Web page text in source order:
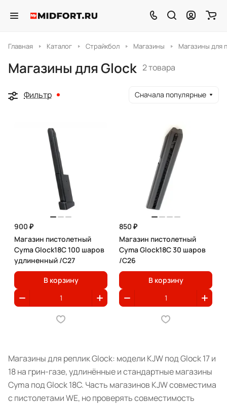
Главная Каталог Страйкбол Магазины Магазины для
Магазины для Glock 2 товара
Фильтр Сначала популярные
900 ₽
Магазин пистолетный
Cyma Glock18C 100 шаров
удлиненный /C27
В корзину
850 ₽
Магазин пистолетный
Cyma Glock18C 30 шаров
/C26
В корзину
Магазины для реплик Glock: модели KJW под Glock 17 и
18 на грин-газе, удлинённые и стандартные магазины
Cyma под Glock 18C. Часть магазинов KJW совместима
с пистолетами WE, но проверять совместимость